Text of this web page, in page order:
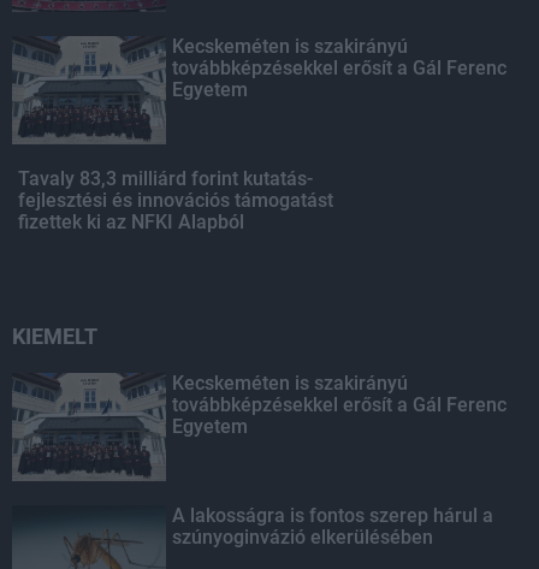
Kecskeméten is szakirányú
továbbképzésekkel erősít a Gál Ferenc
Egyetem
Tavaly 83,3 milliárd forint kutatás-
fejlesztési és innovációs támogatást
fizettek ki az NFKI Alapból
KIEMELT
Kecskeméten is szakirányú
továbbképzésekkel erősít a Gál Ferenc
Egyetem
A lakosságra is fontos szerep hárul a
szúnyoginvázió elkerülésében